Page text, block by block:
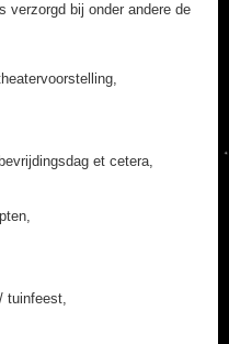
verzorgd bij onder andere de
et cetera,
tuinfeest,